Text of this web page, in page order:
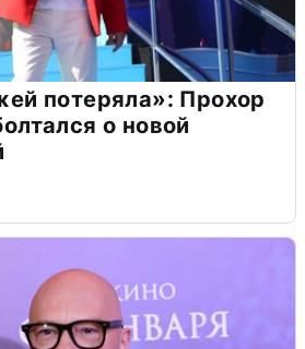
потеряла»: Прохор
о новой